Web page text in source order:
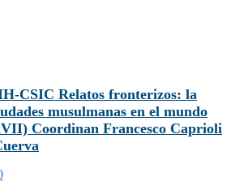
CSIC Relatos fronterizos: la
musulmanas en el mundo
Coordinan Francesco Caprioli